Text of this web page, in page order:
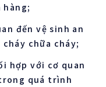
hàng;
đến vệ sinh an
chữa cháy;
hợp với cơ quan
quá trình